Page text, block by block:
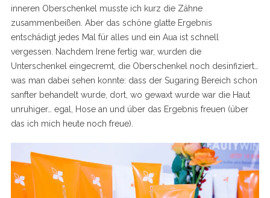
inneren Oberschenkel musste ich kurz die Zähne
zusammenbeißen. Aber das schöne glatte Ergebnis
entschädigt jedes Mal für alles und ein Aua ist schnell
vergessen. Nachdem Irene fertig war, wurden die
Unterschenkel eingecremt, die Oberschenkel noch desinfiziert…
was man dabei sehen konnte: dass der Sugaring Bereich schon
sanfter behandelt wurde, dort, wo gewaxt wurde war die Haut
unruhiger… egal, Hose an und über das Ergebnis freuen (über
das ich mich heute noch freue).